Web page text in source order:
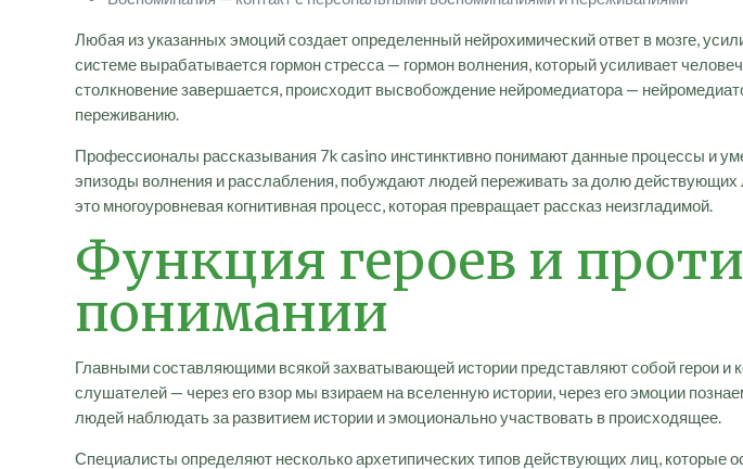
Любая из указанных эмоций создает определенный нейрохимический ответ в мозге,
системе вырабатывается гормон стресса — гормон волнения, который усиливает
столкновение завершается, происходит высвобождение нейромедиатора —
переживанию.
Профессионалы рассказывания 7k casino инстинктивно понимают данные процессы и
эпизоды волнения и расслабления, побуждают людей переживать за долю
это многоуровневая когнитивная процесс, которая превращает рассказ неизгладимой.
Функция героев и
понимании
Главными составляющими всякой захватывающей истории представляют собой герои
слушателей — через его взор мы взираем на вселенную истории, через его эмоции
людей наблюдать за развитием истории и эмоционально участвовать в происходящее.
Специалисты определяют несколько архетипических типов действующих лиц,